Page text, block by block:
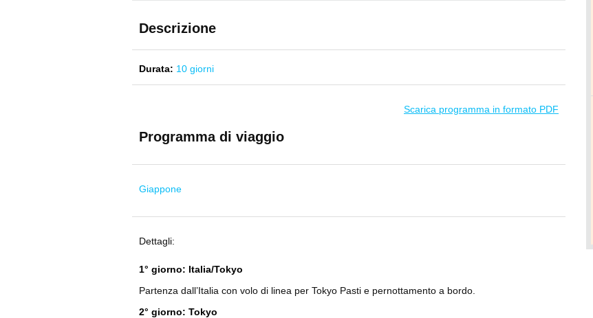
Descrizione
Durata: 10 giorni
Scarica programma in formato PDF
Programma di viaggio
Giappone
Dettagli:
1° giorno: Italia/Tokyo
Partenza dall’Italia con volo di linea per Tokyo Pasti e pernottamento a bordo.
2° giorno: Tokyo